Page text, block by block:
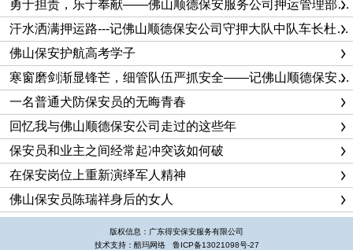
约6000多平方米，共有高层楼房15栋，居民住户800余户。在
这6000多平方米的范围之内，活跃着一支由15人组成的保安
队，这是一支政治合格、纪律过硬、作风优良的队伍，他们用热
情周到的服务承诺客户，用精良的业务能力回馈客户，用青春和
汗水谱写了一曲“保安驻勤，小区无盗”的动人之歌。他们被小区
居民亲切地称为“较可信的守护神”，他们就是佛山顺德保安公司
驻长福花园小区保安中队的保安员。
严格管理，提供优质服务
保安队进驻长福花园小区后，队长汪刚要求小区保安员在一
个月内必须熟悉80%以上的小区居民情况，如居民家中的人员结
勇于担责，乐于奉献——佛山顺德保安服务公司押运管理部管理员王伟
汗水洒满押运路---记佛山顺德保安公司守押大队中队车长杜传杨
佛山保安护航高考学子
寒窗磨剑渐显锋芒，细管队伍严抓安全——记佛山顺德保安公司守押大队中行中队中队长闫学钟
一名普通犬防保安员的无晦青春
回忆我与佛山顺德保安公司走过的这些年
保安员和业主之间经常起冲突该如何破
在保安岗位上重新演绎军人精神
佛山保安员陈瑞祥身后的女人
版权信息：广东得安保安服务有限公司
技术支持：酷玛网络 鲁ICP备13021098号-27